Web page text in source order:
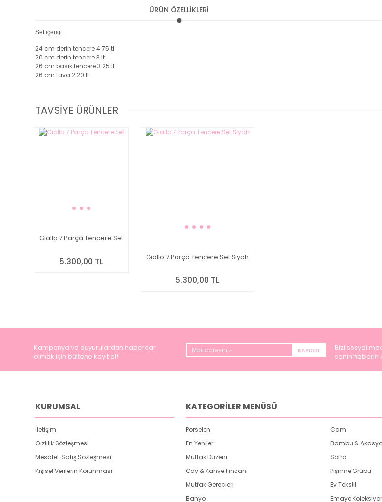
ÜRÜN ÖZELLİKLERİ
Set içeriği:
24 cm derin tencere 4.75 tl
20 cm derin tencere 3 lt
26 cm basık tencere 3.25 lt
26 cm tava 2.20 lt
TAVSİYE ÜRÜNLER
Giallo 7 Parça Tencere Set
5.300,00 TL Giallo 7 Parça Tencere Set Siyah
5.300,00 TL
Kampanya ve duyurulardan haberdar
olmak için bültene kayıt ol!
KAYDOL
Bizi sosyal
senin haberin
KURUMSAL
İletişim
Gizlilik Sözleşmesi
Mesafeli Satış Sözleşmesi
Kişisel Verilerin Korunması
KATEGORİLER MENÜSÜ
Porselen
Cam
En Yeniler
Bambu & Akasya
Mutfak Düzeni
Sofra
Çay & Kahve Fincanı
Pişirme Grubu
Mutfak Gereçleri
Ev Tekstil
Banyo
Emaye